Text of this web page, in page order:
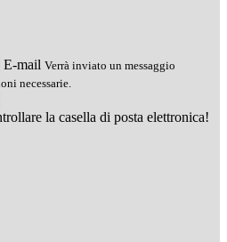
E-mail Verrà inviato un messaggio
necessarie.
la casella di posta elettronica!